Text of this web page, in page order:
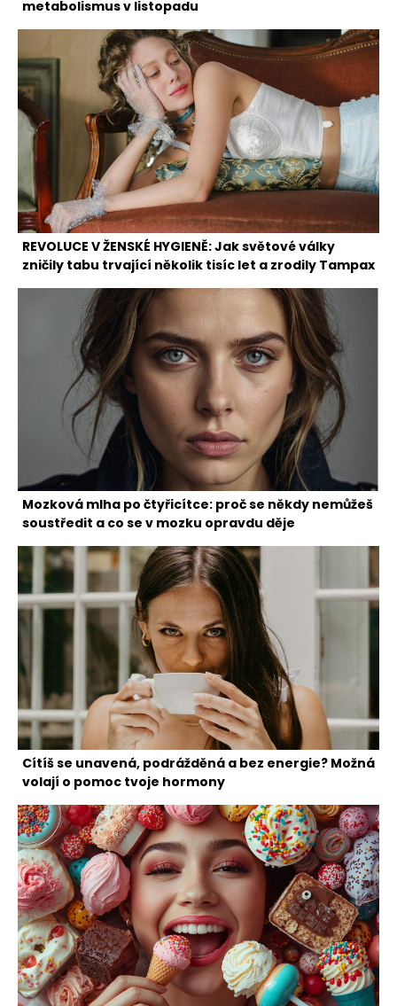
metabolismus v listopadu
REVOLUCE V ŽENSKÉ HYGIENĚ: Jak světové války
zničily tabu trvající několik tisíc let a zrodily Tampax
Mozková mlha po čtyřicítce: proč se někdy nemůžeš
soustředit a co se v mozku opravdu děje
Cítíš se unavená, podrážděná a bez energie? Možná
volají o pomoc tvoje hormony